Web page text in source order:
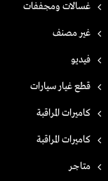
غسالات ومجففات
غير مصنف
فيديو
قطع غيار سيارات
كاميرات المراقبة
كاميرات المراقبة
متاجر